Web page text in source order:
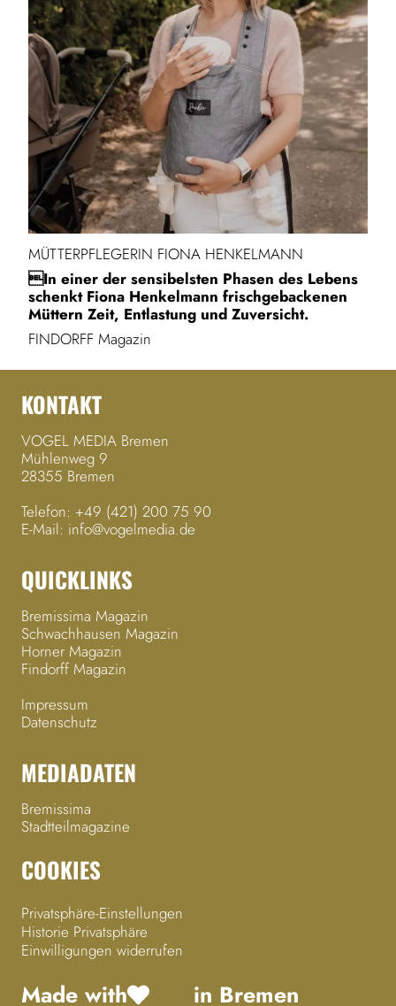
MÜTTERPFLEGERIN FIONA HENKELMANN
In einer der sensibelsten Phasen des Lebens
schenkt Fiona Henkelmann frischgebackenen
Müttern Zeit, Entlastung und Zuversicht.
FINDORFF Magazin
KONTAKT
VOGEL MEDIA Bremen
Mühlenweg 9
28355 Bremen
Telefon: +49 (421) 200 75 90
E-Mail: info@vogelmedia.de
QUICKLINKS
Bremissima Magazin
Schwachhausen Magazin
Horner Magazin
Findorff Magazin
Impressum
Datenschutz
MEDIADATEN
Bremissima
Stadtteilmagazine
COOKIES
Privatsphäre-Einstellungen
Historie Privatsphäre
Einwilligungen widerrufen
Made with in Bremen